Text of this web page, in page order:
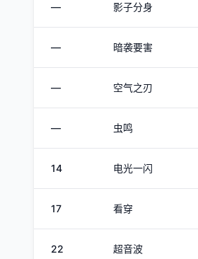
— 影子分身
— 暗袭要害
— 空气之刃
— 虫鸣
14 电光一闪
17 看穿
22 超音波